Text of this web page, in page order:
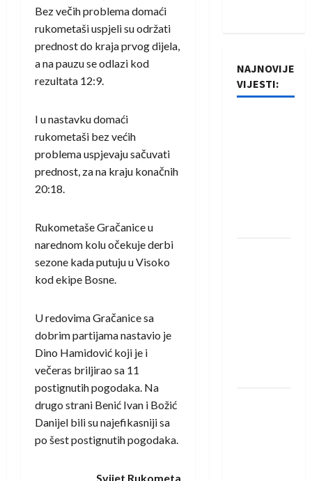
Bez večih problema domaći
rukometaši uspjeli su održati
prednost do kraja prvog dijela,
a na pauzu se odlazi kod
rezultata 12:9.
I u nastavku domaći
rukometaši bez većih
problema uspjevaju sačuvati
prednost, za na kraju konačnih
20:18.
Rukometaše Gračanice u
narednom kolu očekuje derbi
sezone kada putuju u Visoko
kod ekipe Bosne.
U redovima Gračanice sa
dobrim partijama nastavio je
Dino Hamidović koji je i
večeras briljirao sa 11
postignutih pogodaka. Na
drugo strani Benić Ivan i Božić
Danijel bili su najefikasniji sa
po šest postignutih pogodaka.
Svijet Rukometa
NAJNOVIJE
VIJESTI: